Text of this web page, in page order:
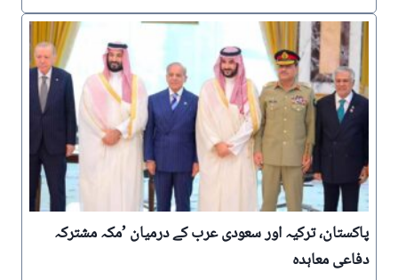
پاکستان، ترکیہ اور سعودی عرب کے درمیان ’مکہ مشترکہ
دفاعی معاہدہ